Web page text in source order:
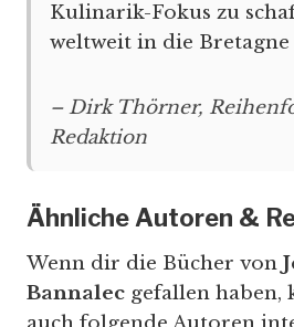
Kulinarik-Fokus zu
weltweit in die
– Dirk Thörner,
Redaktion
Ähnliche Autoren &
Wenn dir die Bücher von
Bannalec gefallen haben,